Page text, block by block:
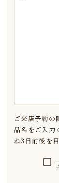
ご来店予約の
品名をご入力
ね3日前後を